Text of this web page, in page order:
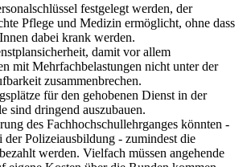
festgelegt werden, der
Pflege und Medizin ermöglicht, ohne dass
dabei krank werden.
damit vor allem
mit Mehrfachbelastungen nicht unter der
zusammenbrechen.
für den gehobenen Dienst in der
sind dringend auszubauen.
des Fachhochschullehrganges könnten -
der Polizeiausbildung - zumindest die
werden. Vielfach müssen angehende